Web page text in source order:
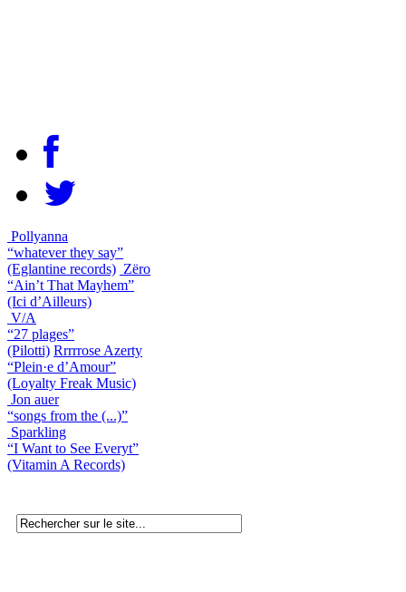
Pollyanna
“whatever they say”
(Eglantine records) Zëro
“Ain’t That Mayhem”
(Ici d’Ailleurs)
V/A
“27 plages”
(Pilotti) Rrrrrose Azerty
“Plein·e d’Amour”
(Loyalty Freak Music)
Jon auer
“songs from the (...)”
Sparkling
“I Want to See Everyt”
(Vitamin A Records)